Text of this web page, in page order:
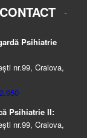
Psihiatrie
nr.99, Craiova,
Psihiatrie II:
nr.99, Craiova,